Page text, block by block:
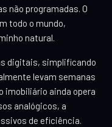
não programadas. O
todo o mundo,
natural.
digitais, simplificando
levam semanas
imobiliário ainda opera
analógicos, a
de eficiência.